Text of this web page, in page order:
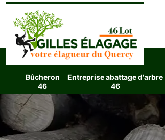
Bûcheron
46
Entreprise abattage d'arbre
46